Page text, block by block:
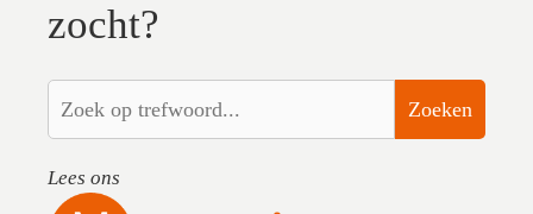
zocht?
Zoeken
Lees ons